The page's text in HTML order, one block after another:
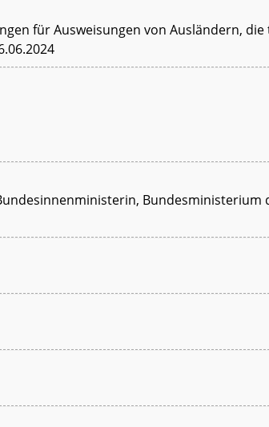
für Ausweisungen von Ausländern,
Bundesministerium